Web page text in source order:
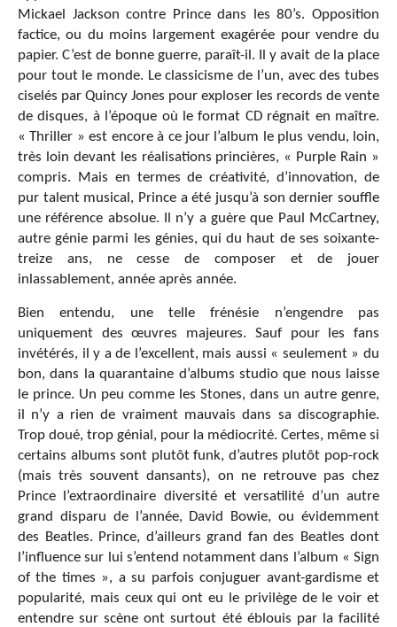
Mickael Jackson contre Prince dans les 80’s. Opposition
factice, ou du moins largement exagérée pour vendre du
papier. C’est de bonne guerre, paraît-il. Il y avait de la place
pour tout le monde. Le classicisme de l’un, avec des tubes
ciselés par Quincy Jones pour exploser les records de vente
de disques, à l’époque où le format CD régnait en maître.
« Thriller » est encore à ce jour l’album le plus vendu, loin,
très loin devant les réalisations princières, « Purple Rain »
compris. Mais en termes de créativité, d’innovation, de
pur talent musical, Prince a été jusqu’à son dernier souffle
une référence absolue. Il n’y a guère que Paul McCartney,
autre génie parmi les génies, qui du haut de ses soixante-
treize ans, ne cesse de composer et de jouer
inlassablement, année après année.
Bien entendu, une telle frénésie n’engendre pas
uniquement des œuvres majeures. Sauf pour les fans
invétérés, il y a de l’excellent, mais aussi « seulement » du
bon, dans la quarantaine d’albums studio que nous laisse
le prince. Un peu comme les Stones, dans un autre genre,
il n’y a rien de vraiment mauvais dans sa discographie.
Trop doué, trop génial, pour la médiocrité. Certes, même si
certains albums sont plutôt funk, d’autres plutôt pop-rock
(mais très souvent dansants), on ne retrouve pas chez
Prince l’extraordinaire diversité et versatilité d’un autre
grand disparu de l’année, David Bowie, ou évidemment
des Beatles. Prince, d’ailleurs grand fan des Beatles dont
l’influence sur lui s’entend notamment dans l’album « Sign
of the times », a su parfois conjuguer avant-gardisme et
popularité, mais ceux qui ont eu le privilège de le voir et
entendre sur scène ont surtout été éblouis par la facilité